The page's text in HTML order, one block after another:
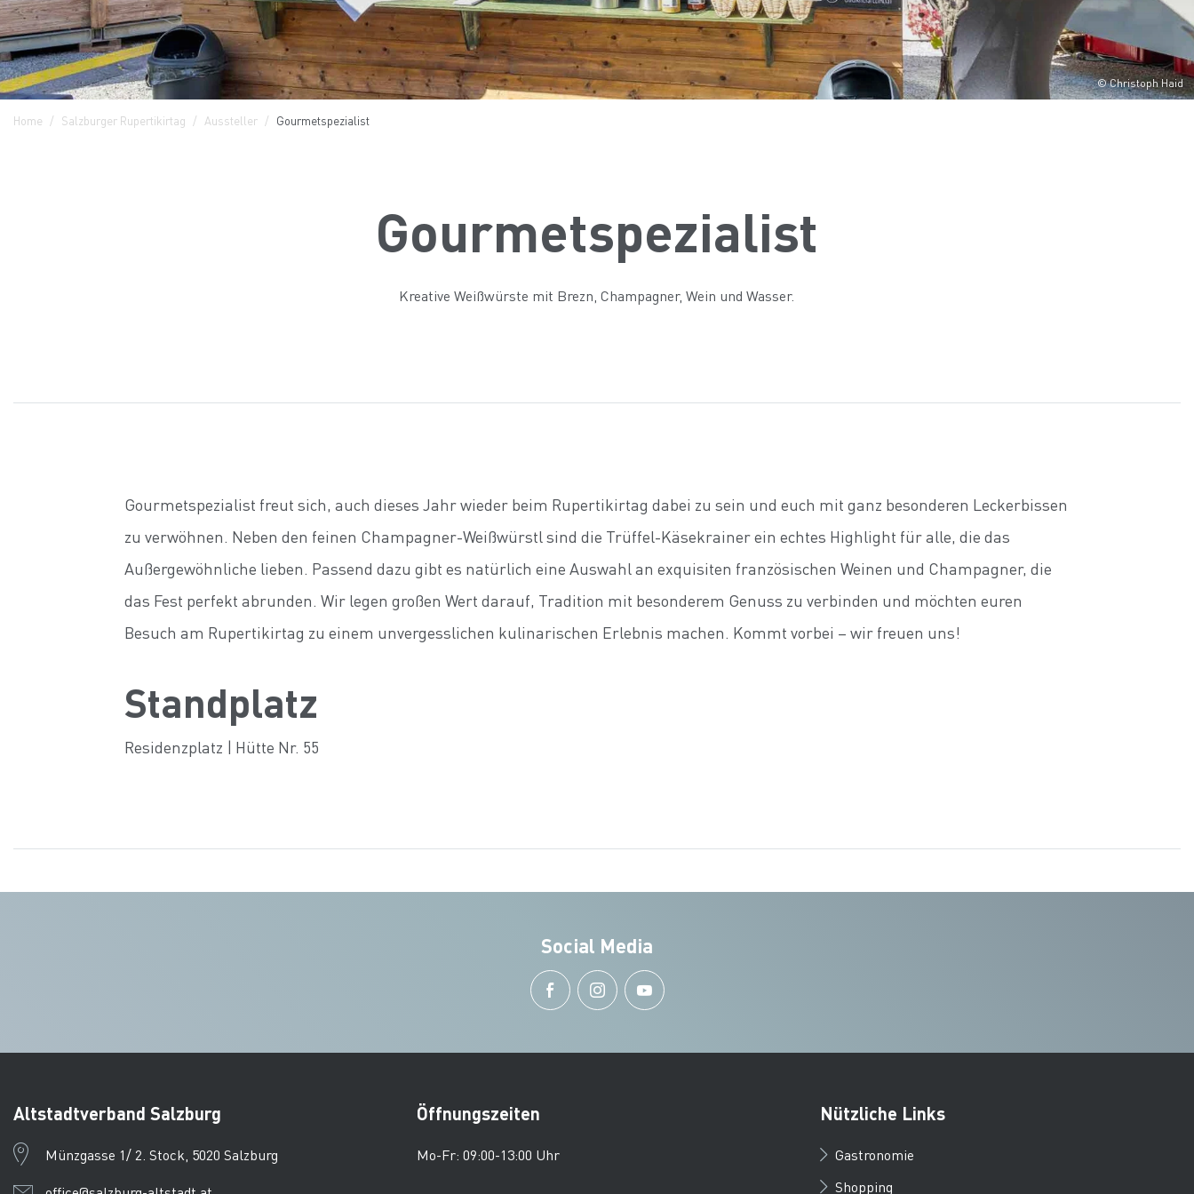
© Christoph Haid
Home Salzburger Rupertikirtag Aussteller Gourmetspezialist
Gourmetspezialist
Kreative Weißwürste mit Brezn, Champagner, Wein und Wasser.
Gourmetspezialist freut sich, auch dieses Jahr wieder beim Rupertikirtag dabei zu sein und euch mit ganz besonderen Leckerbissen
zu verwöhnen. Neben den feinen Champagner-Weißwürstl sind die Trüffel-Käsekrainer ein echtes Highlight für alle, die das
Außergewöhnliche lieben. Passend dazu gibt es natürlich eine Auswahl an exquisiten französischen Weinen und Champagner, die
das Fest perfekt abrunden. Wir legen großen Wert darauf, Tradition mit besonderem Genuss zu verbinden und möchten euren
Besuch am Rupertikirtag zu einem unvergesslichen kulinarischen Erlebnis machen. Kommt vorbei – wir freuen uns!
Standplatz
Residenzplatz | Hütte Nr. 55
Social Media
Altstadtverband Salzburg
Münzgasse 1/ 2. Stock, 5020 Salzburg
Öffnungszeiten
Mo-Fr: 09:00-13:00 Uhr
Nützliche Links
Gastronomie
Shopping